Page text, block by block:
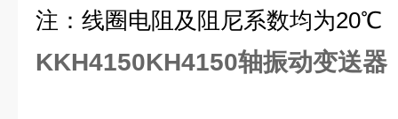
注：线圈电阻及阻尼系数均为20℃
KKH4150KH4150轴振动变送器